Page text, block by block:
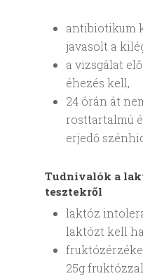
antibiotikum
javasolt a
a vizsgálat
éhezés kell,
24 órán át
rosttartalmú
erjedő
Tudnivalók a
tesztekről
laktóz
laktózt kell
25g